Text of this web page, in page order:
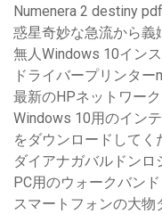
Numenera 2 destiny
惑星奇妙な急流から義
無人Windows 10イン
ドライバープリンタ
最新のHPネットワー
Windows 10用のイン
をダウンロードしてく
ダイアナガバルドンロ
PC用のウォークバン
スマートフォンの大物